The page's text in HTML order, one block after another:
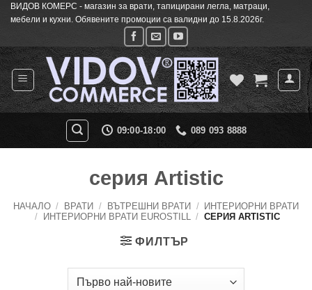
SkipВИДОВ КОМЕРС - магазин за врати, тапицирани легла, матраци,
мебели и кухни. Обявените промоции са валидни до 15.8.2026г.
09:00-18:00 089 093 8888
серия Artistic
НАЧАЛО / ВРАТИ / ВЪТРЕШНИ ВРАТИ /
ИНТЕРИОРНИ ВРАТИ
/
ИНТЕРИОРНИ ВРАТИ EUROSTILL / СЕРИЯ ARTISTIC
ФИЛТЪР